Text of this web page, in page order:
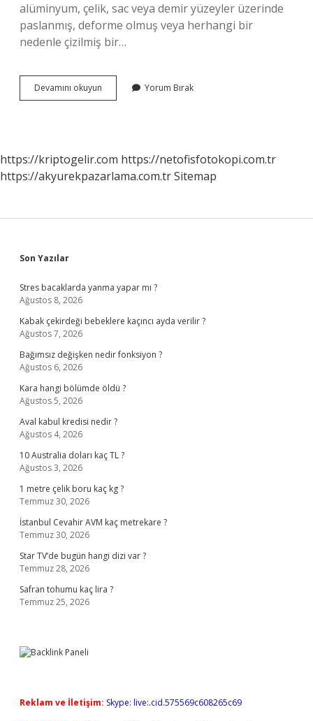
alüminyum, çelik, sac veya demir yüzeyler üzerinde
paslanmış, deforme olmuş veya herhangi bir
nedenle çizilmiş bir…
Devamını okuyun
Islanırsa
Yorum Bırak
https://kriptogelir.com https://netofisfotokopi.com.tr
https://akyurekpazarlama.com.trSitemap
Sidebar
Son Yazılar
Stres bacaklarda yanma yapar mı ?
Ağustos 8, 2026
Kabak çekirdeği bebeklere kaçıncı ayda verilir ?
Ağustos 7, 2026
Bağımsız değişken nedir fonksiyon ?
Ağustos 6, 2026
Kara hangi bölümde öldü ?
Ağustos 5, 2026
Aval kabul kredisi nedir ?
Ağustos 4, 2026
10 Australia doları kaç TL ?
Ağustos 3, 2026
1 metre çelik boru kaç kg ?
Temmuz 30, 2026
İstanbul Cevahir AVM kaç metrekare ?
Temmuz 30, 2026
Star TV’de bugün hangi dizi var ?
Temmuz 28, 2026
Safran tohumu kaç lira ?
Temmuz 25, 2026
Reklam ve İletişim: Skype: live:.cid.575569c608265c69